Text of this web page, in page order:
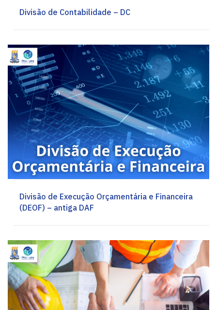
Divisão de Contabilidade – DC
Divisão de Execução Orçamentária e Financeira
(DEOF) – antiga DAF